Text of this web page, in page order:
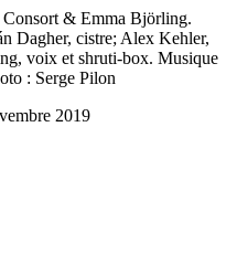
Consort & Emma Björling.
Dagher, cistre; Alex Kehler,
voix et shruti-box. Musique
: Serge Pilon
2019